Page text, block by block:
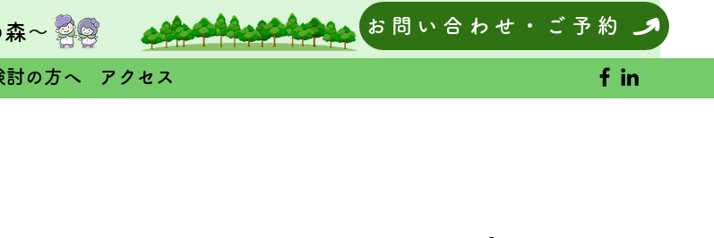
～ お問い合わせ・ご予約
討の方へ アクセス